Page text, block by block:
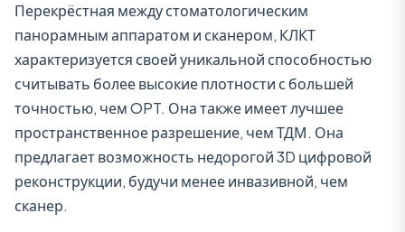
Перекрёстная между стоматологическим
панорамным аппаратом и сканером, КЛКТ
характеризуется своей уникальной способностью
считывать более высокие плотности с большей
точностью, чем OPT. Она также имеет лучшее
пространственное разрешение, чем ТДМ. Она
предлагает возможность недорогой 3D цифровой
реконструкции, будучи менее инвазивной, чем
сканер.